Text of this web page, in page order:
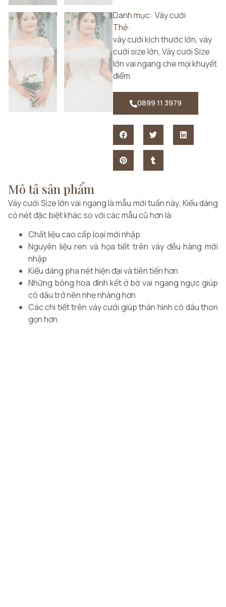
Danh mục: Váy cưới
Thẻ:
váy cưới kích thước lớn, váy
cưới size lớn, Váy cưới Size
lớn vai ngang che mọi khuyết
điểm
0899 11 3979
Mô tả sản phẩm
Váy cưới Size lớn vai ngang là mẫu mới tuần này. Kiểu dáng
có nét đặc biệt khác so với các mẫu cũ hơn là:
Chất liệu cao cấp loại mới nhập
Nguyên liệu ren và họa tiết trên váy đều hàng mới
nhập
Kiểu dáng pha nét hiện đại và tiên tiến hơn
Những bông hoa đính kết ở bờ vai ngang ngực giúp
cô dâu trở nên nhẹ nhàng hơn
Các chi tiết trên váy cưới giúp thân hình cô dâu thon
gọn hơn.